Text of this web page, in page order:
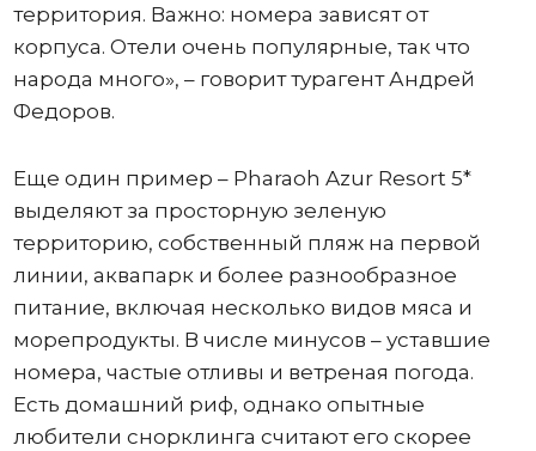
территория. Важно: номера зависят от
корпуса. Отели очень популярные, так что
народа много», – говорит турагент Андрей
Федоров.
Еще один пример – Pharaoh Azur Resort 5*
выделяют за просторную зеленую
территорию, собственный пляж на первой
линии, аквапарк и более разнообразное
питание, включая несколько видов мяса и
морепродукты. В числе минусов – уставшие
номера, частые отливы и ветреная погода.
Есть домашний риф, однако опытные
любители снорклинга считают его скорее